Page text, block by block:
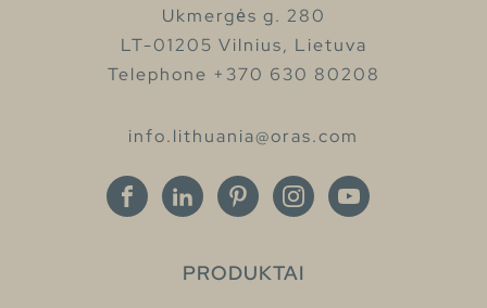
Ukmergės g. 280
LT-01205 Vilnius, Lietuva
Telephone +370 630 80208
info.lithuania@oras.com
PRODUKTAI